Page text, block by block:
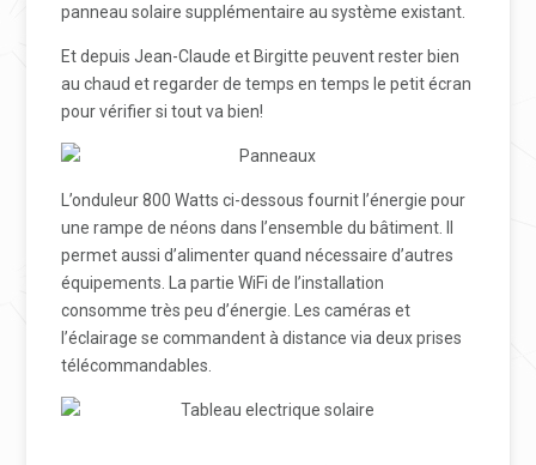
panneau solaire supplémentaire au système existant.
Et depuis Jean-Claude et Birgitte peuvent rester bien
au chaud et regarder de temps en temps le petit écran
pour vérifier si tout va bien!
L’onduleur 800 Watts ci-dessous fournit l’énergie pour
une rampe de néons dans l’ensemble du bâtiment. Il
permet aussi d’alimenter quand nécessaire d’autres
équipements. La partie WiFi de l’installation
consomme très peu d’énergie. Les caméras et
l’éclairage se commandent à distance via deux prises
télécommandables.